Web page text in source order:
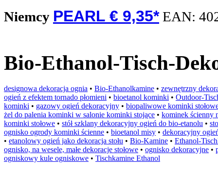
Niemcy PEARL € 9,35*EAN:
Bio-Ethanol-Tisch-
designowa dekoracja ognia • Bio-Ethanolkamine • zewnętrzny
ogień z efektem tornado płomieni • bioetanol kominki • Outdoor-
kominki • gazowy ogień dekoracyjny • biopaliwowe kominki
żel do palenia kominki w salonie kominki stojące • kominek ścienny
kominki stołowe • stół szklany dekoracyjny ogień do bio-etanolu •
ognisko ogrody kominki ścienne • bioetanol misy • dekoracyjny
• etanolowy ogień jako dekoracja stołu • Bio-Kamine • Ethanol-
ognisko, na wesele, małe dekoracje stołowe • ognisko dekoracyjne •
ogniskowy kule ogniskowe • Tischkamine Ethanol